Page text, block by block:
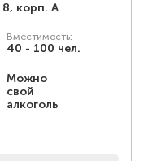
корп. А
Вместимость:
40 - 100 чел.
Можно
свой
алкоголь